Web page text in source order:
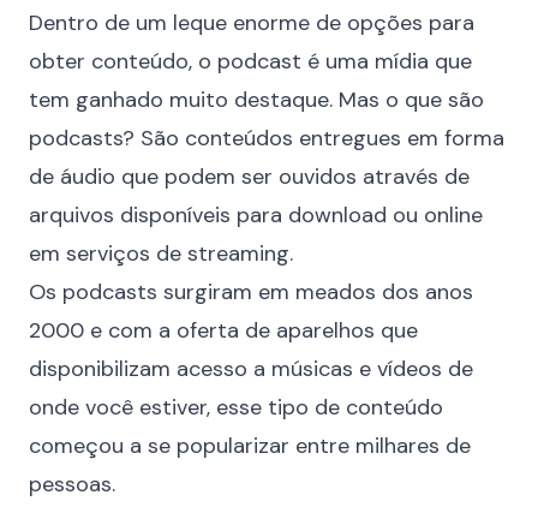
Dentro de um leque enorme de opções para
obter conteúdo, o podcast é uma mídia que
tem ganhado muito destaque. Mas o que são
podcasts? São conteúdos entregues em forma
de áudio que podem ser ouvidos através de
arquivos disponíveis para download ou online
em serviços de streaming.
Os podcasts surgiram em meados dos anos
2000 e com a oferta de aparelhos que
disponibilizam acesso a músicas e vídeos de
onde você estiver, esse tipo de conteúdo
começou a se popularizar entre milhares de
pessoas.